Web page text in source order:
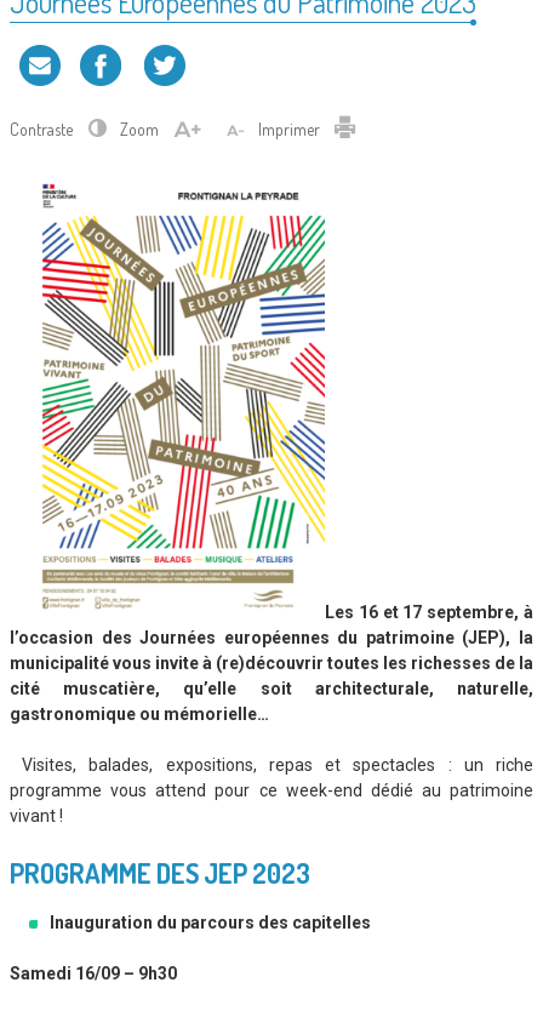
Contraste Zoom Imprimer
Les 16 et 17 septembre, à
l’occasion des Journées européennes du patrimoine (JEP), la
municipalité vous invite à (re)découvrir toutes les richesses de la
cité muscatière, qu’elle soit architecturale, naturelle,
gastronomique ou mémorielle…
Visites, balades, expositions, repas et spectacles : un riche
programme vous attend pour ce week-end dédié au patrimoine
vivant !
PROGRAMME DES JEP 2023
Inauguration du parcours des capitelles
Samedi 16/09 – 9h30